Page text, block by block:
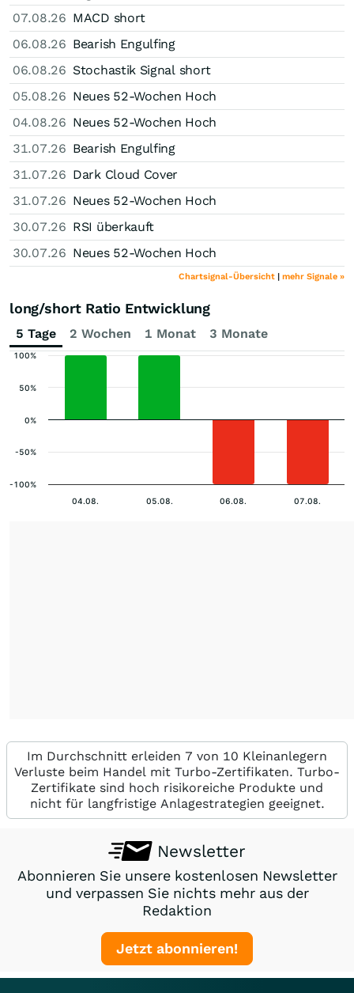
07.08.26 MACD short
06.08.26 Bearish Engulfing
06.08.26 Stochastik Signal short
05.08.26 Neues 52-Wochen Hoch
04.08.26 Neues 52-Wochen Hoch
31.07.26 Bearish Engulfing
31.07.26 Dark Cloud Cover
31.07.26 Neues 52-Wochen Hoch
30.07.26 RSI überkauft
30.07.26 Neues 52-Wochen Hoch
Chartsignal-Übersicht | mehr Signale »
long/short Ratio Entwicklung
5 Tage 2 Wochen 1 Monat 3 Monate
04.08. 05.08. 06.08. 07.08.
-100%
-50%
0%
50%
100%
Im Durchschnitt erleiden 7 von 10 Kleinanlegern
Verluste beim Handel mit Turbo-Zertifikaten. Turbo-
Zertifikate sind hoch risikoreiche Produkte und
nicht für langfristige Anlagestrategien geeignet.
Newsletter
Abonnieren Sie unsere kostenlosen Newsletter
und verpassen Sie nichts mehr aus der
Redaktion
Jetzt abonnieren!